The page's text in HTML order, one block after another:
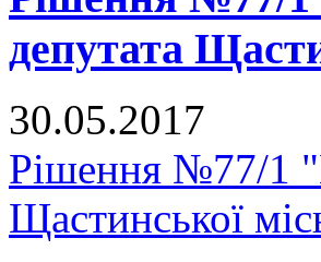
депутата
30.05.2017
Рішення №77/1
Щастинської